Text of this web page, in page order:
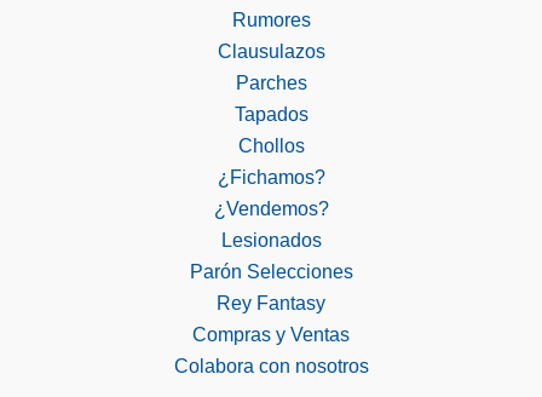
Rumores
Clausulazos
Parches
Tapados
Chollos
¿Fichamos?
¿Vendemos?
Lesionados
Parón Selecciones
Rey Fantasy
Compras y Ventas
Colabora con nosotros